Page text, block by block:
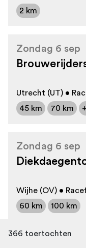
2 km
Zondag 6 sep
Utrecht (UT) •
45 km
70 km
Zondag 6 sep
Wijhe (OV) •
60 km
100 km
366 toertochten